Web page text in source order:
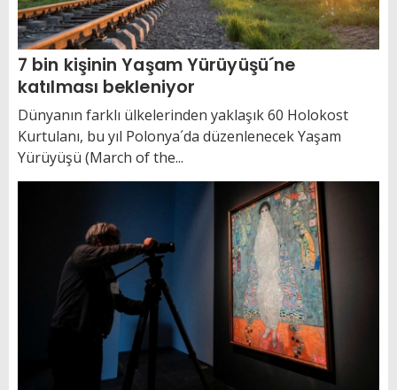
7 bin kişinin Yaşam Yürüyüşü´ne
katılması bekleniyor
Dünyanın farklı ülkelerinden yaklaşık 60 Holokost
Kurtulanı, bu yıl Polonya´da düzenlenecek Yaşam
Yürüyüşü (March of the...